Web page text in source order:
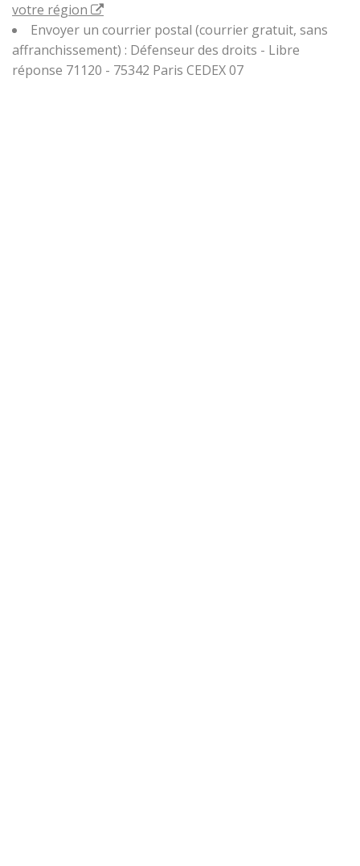
votre région
Envoyer un courrier postal (courrier gratuit, sans
affranchissement) : Défenseur des droits - Libre
réponse 71120 - 75342 Paris CEDEX 07